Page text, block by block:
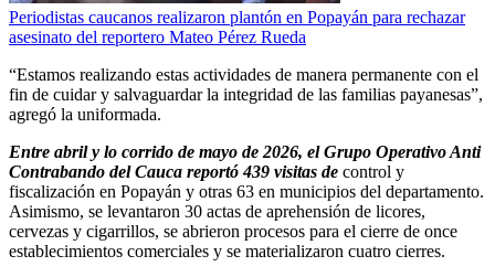
Periodistas caucanos realizaron plantón en Popayán para rechazar
asesinato del reportero Mateo Pérez Rueda
“Estamos realizando estas actividades de manera permanente con el
fin de cuidar y salvaguardar la integridad de las familias payanesas”,
agregó la uniformada.
Entre abril y lo corrido de mayo de 2026, el Grupo Operativo Anti
Contrabando del Cauca reportó 439 visitas de control y
fiscalización en Popayán y otras 63 en municipios del departamento.
Asimismo, se levantaron 30 actas de aprehensión de licores,
cervezas y cigarrillos, se abrieron procesos para el cierre de once
establecimientos comerciales y se materializaron cuatro cierres.